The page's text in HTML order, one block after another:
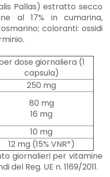
Pallas) estratto secco
al 17% in cumarina,
coloranti: ossidi
dose giornaliera (1
capsula)
250 mg
80 mg
16 mg
10 mg
12 mg (15% VNR*)
giornalieri per vitamine
Reg. UE n. 1169/2011.